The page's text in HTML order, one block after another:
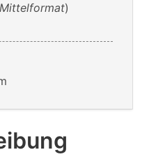
Mittelformat)